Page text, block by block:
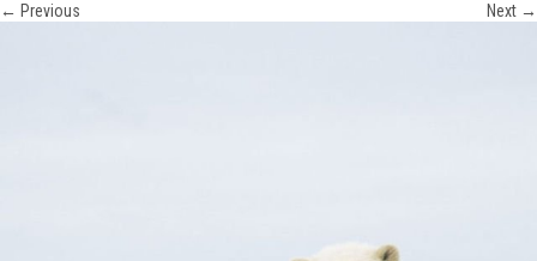
← Previous Next →